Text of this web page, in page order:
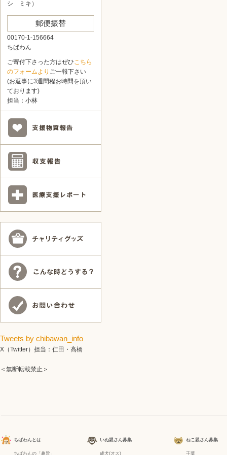
シ ミキ）
郵便振替
00170-1-156664
ちばわん
ご寄付下さった方はぜひこちら
のフォームより ご一報下さい
(お返事に3週間程お時間を頂い
ております)
担当：小林
Tweets by chibawan_info
X（Twitter）担当：仁田・高橋
＜無断転載禁止＞
ちばわんとは
ちばわんの「趣旨」
いぬ親さん募集
成犬(オス)
ねこ親さん募集
千葉